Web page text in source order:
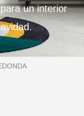
un interior